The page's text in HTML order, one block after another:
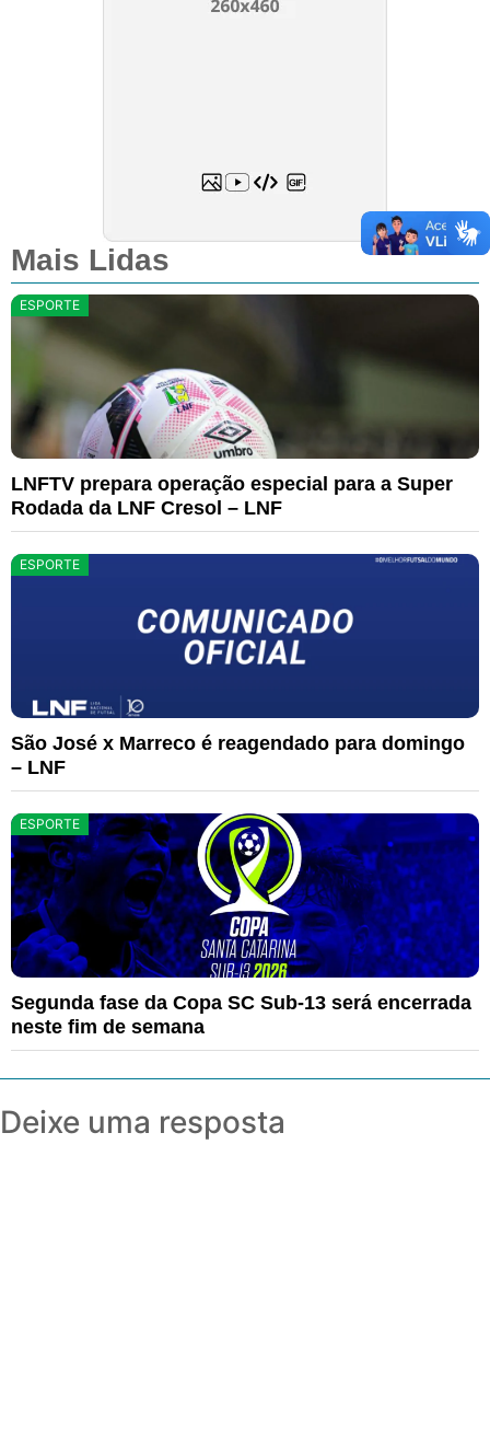
Mais Lidas
ESPORTE
LNFTV prepara operação especial para a Super
Rodada da LNF Cresol – LNF
ESPORTE
São José x Marreco é reagendado para domingo
– LNF
ESPORTE
Segunda fase da Copa SC Sub-13 será encerrada
neste fim de semana
Deixe uma resposta